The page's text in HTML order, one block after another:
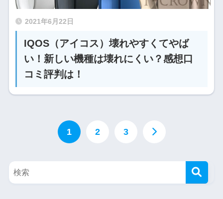
2021年6月22日
IQOS（アイコス）壊れやすくてやば
い！新しい機種は壊れにくい？感想口
コミ評判は！
1 2 3